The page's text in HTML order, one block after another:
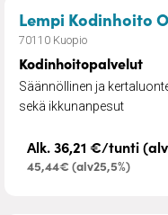
Lempi Kodinhoito
70110 Kuopio
Kodinhoitopalvelut
Säännöllinen ja
sekä ikkunanpesut
Alk. 36,21 €/tunti
45,44€ (alv25,5%)